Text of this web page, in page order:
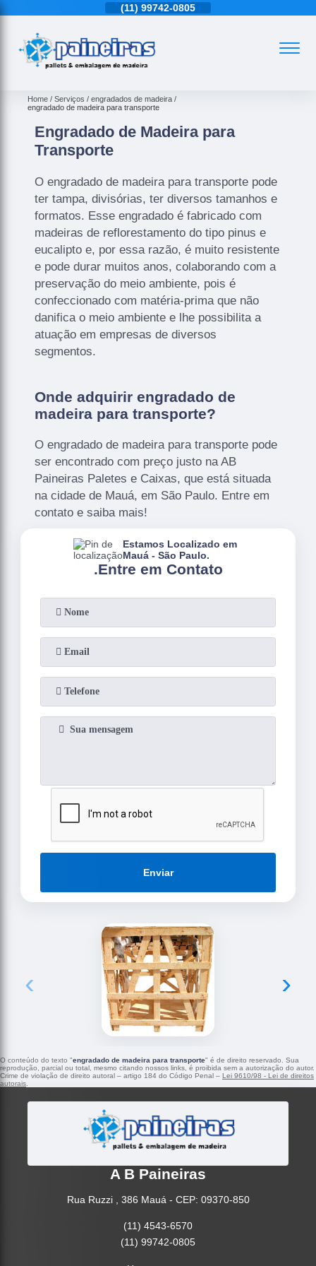
(11) 99742-0805
Home Serviços
engradados de madeira
engradado de madeira para transporte
Engradado de Madeira para
Transporte
O engradado de madeira para transporte pode
ter tampa, divisórias, ter diversos tamanhos e
formatos. Esse engradado é fabricado com
madeiras de reflorestamento do tipo pinus e
eucalipto e, por essa razão, é muito resistente
e pode durar muitos anos, colaborando com a
preservação do meio ambiente, pois é
confeccionado com matéria-prima que não
danifica o meio ambiente e lhe possibilita a
atuação em empresas de diversos
segmentos.
Onde adquirir engradado de
madeira para transporte?
O engradado de madeira para transporte pode
ser encontrado com preço justo na AB
Paineiras Paletes e Caixas, que está situada
na cidade de Mauá, em São Paulo. Entre em
contato e saiba mais!
.Entre em Contato
Estamos Localizado em
Mauá - São Paulo.
Enviar
‹ ›
O conteúdo do texto "engradado de madeira para transporte" é de direito reservado. Sua
reprodução, parcial ou total, mesmo citando nossos links, é proibida sem a autorização do autor.
Crime de violação de direito autoral – artigo 184 do Código Penal – Lei 9610/98 - Lei de direitos
autorais.
A B Paineiras
Rua Ruzzi , 386 Mauá - CEP: 09370-850
(11) 4543-6570
(11) 99742-0805